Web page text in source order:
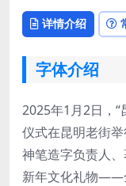
详情介绍
字体介绍
2025年1月2日，“
仪式在昆明老街
神笔造字负责人
新年文化礼物——